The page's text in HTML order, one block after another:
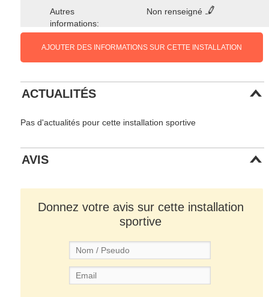
Autres
informations:
Non renseigné
AJOUTER DES INFORMATIONS SUR CETTE INSTALLATION
ACTUALITÉS
Pas d'actualités pour cette installation sportive
AVIS
Donnez votre avis sur cette installation
sportive